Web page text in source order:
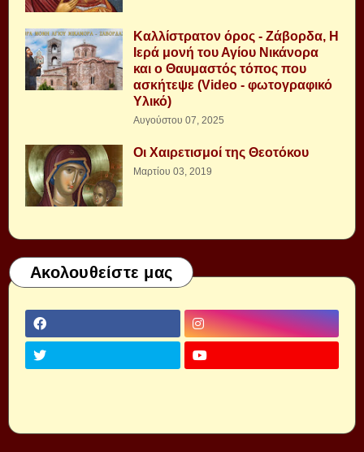
Καλλίστρατον όρος - Ζάβορδα, Η
Ιερά μονή του Αγίου Νικάνορα
και ο Θαυμαστός τόπος που
ασκήτεψε (Video - φωτογραφικό
Υλικό)
Αυγούστου 07, 2025
Οι Χαιρετισμοί της Θεοτόκου
Μαρτίου 03, 2019
Ακολουθείστε μας